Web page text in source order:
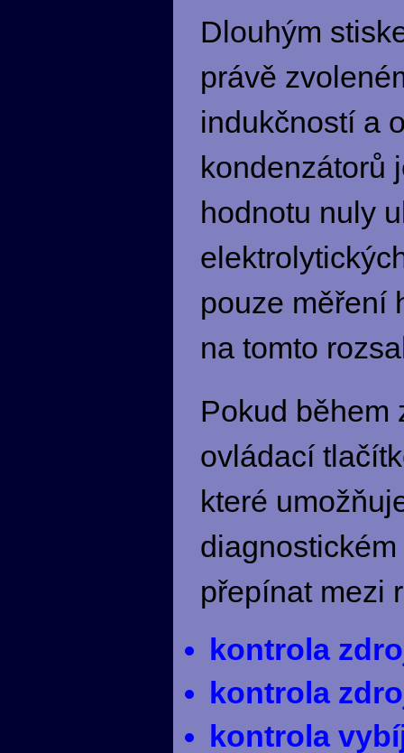
Dlouhým
právě
indukčností a
kondenzátorů
hodnotu nuly
pouze měření
na tomto
Pokud během
ovládací
které
přepínat mezi
kontrola
kontrola
kontrola